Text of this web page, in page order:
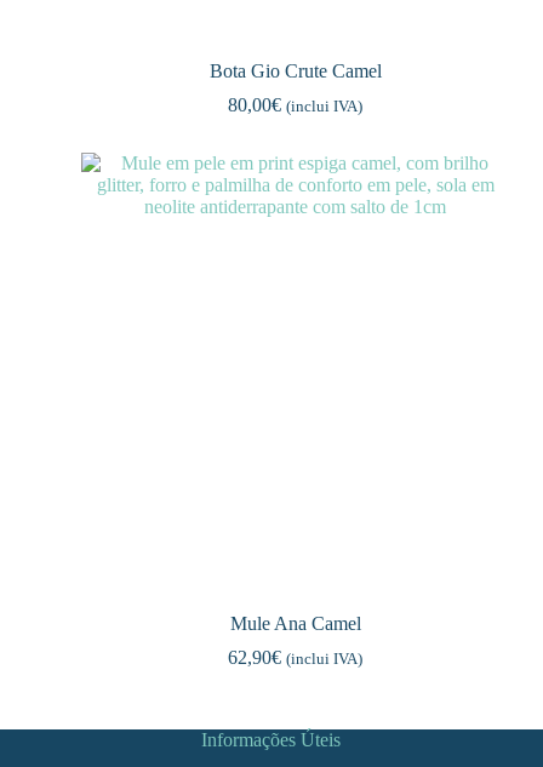
Bota Gio Crute Camel
80,00€ (inclui IVA)
Mule Ana Camel
62,90€ (inclui IVA)
Informações Úteis